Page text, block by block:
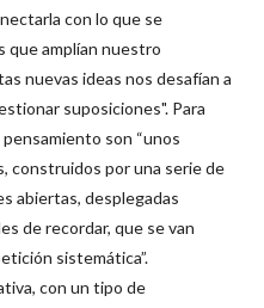
con lo que se
que amplían nuestro
nuevas ideas nos desafían a
suposiciones". Para
son “unos
construidos por una serie de
abiertas, desplegadas
de recordar, que se van
sistemática”.
con un tipo de